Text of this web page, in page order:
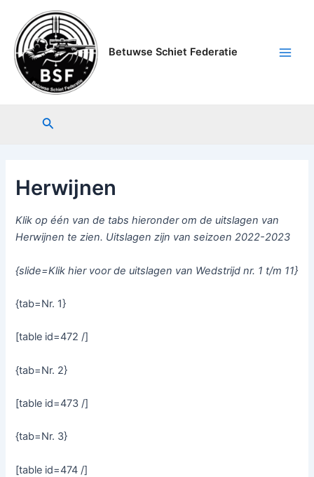
inhoud
Betuwse Schiet Federatie
Zoeken
Herwijnen
Klik op één van de tabs hieronder om de uitslagen van
Herwijnen te zien. Uitslagen zijn van seizoen 2022-2023
{slide=Klik hier voor de uitslagen van Wedstrijd nr. 1 t/m 11}
{tab=Nr. 1}
[table id=472 /]
{tab=Nr. 2}
[table id=473 /]
{tab=Nr. 3}
[table id=474 /]